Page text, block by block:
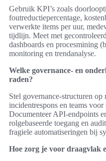
Gebruik KPI’s zoals
foutreductiepercentage,
verwerkte items per uur,
tijdlijn. Meet met
dashboards en procesmining
monitoring en trendanalyse.
Welke governance- en
raden?
Stel governance-structuren op
incidentrespons en teams
Documenteer API-endpoints
rolgebaseerde toegang en
fragiele automatiseringen bij
Hoe zorg je voor draagvlak